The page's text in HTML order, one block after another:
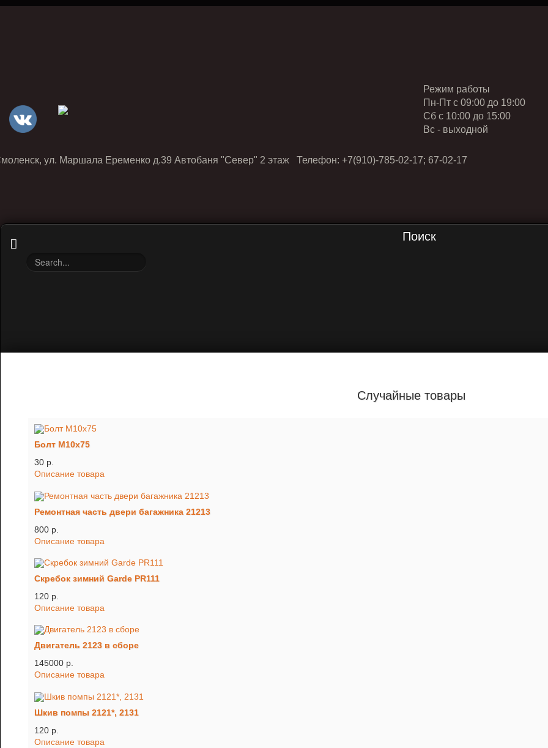
Режим работы
Пн-Пт с 09:00 до 19:00
Cб с 10:00 до 15:00
Вс - выходной
ул. Маршала Еременко д.39 Автобаня "Север" 2 этаж Телефон: +7(910)-785-02-17; 67-02-17
Поиск
Случайные товары
Болт М10х75
30 p.
Описание товара
Ремонтная часть двери багажника 21213
800 p.
Описание товара
Скребок зимний Garde PR111
120 p.
Описание товара
Двигатель 2123 в сборе
145000 p.
Описание товара
Шкив помпы 2121*, 2131
120 p.
Описание товара